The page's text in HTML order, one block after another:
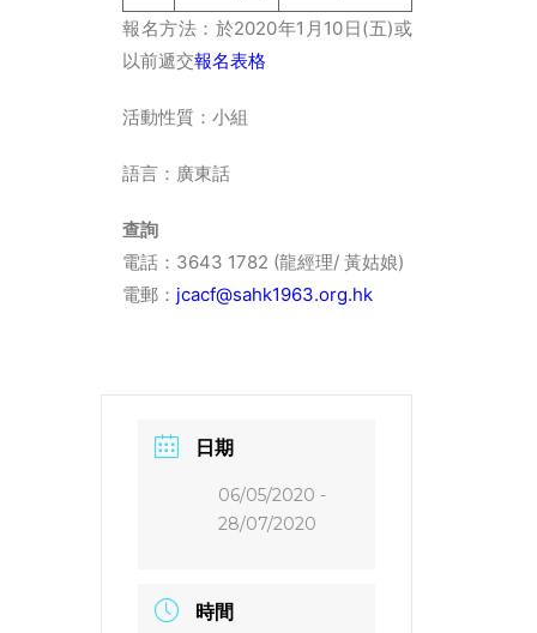
報名方法：於2020年1月10日(五)或
以前遞交報名表格
活動性質：小組
語言：廣東話
查詢
電話：3643 1782 (龍經理/ 黃姑娘)
電郵： jcacf@sahk1963.org.hk
日期
06/05/2020 -
28/07/2020
時間